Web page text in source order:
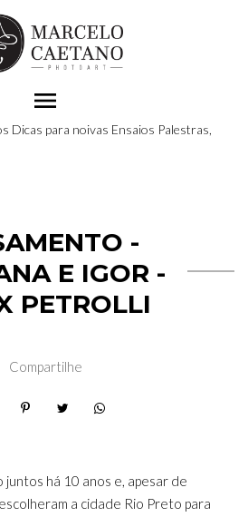
menu
Dicas para noivas Ensaios Palestras,
-
E IGOR -
PETROLLI
Compartilhe
há 10 anos e, apesar de
a cidade Rio Preto para